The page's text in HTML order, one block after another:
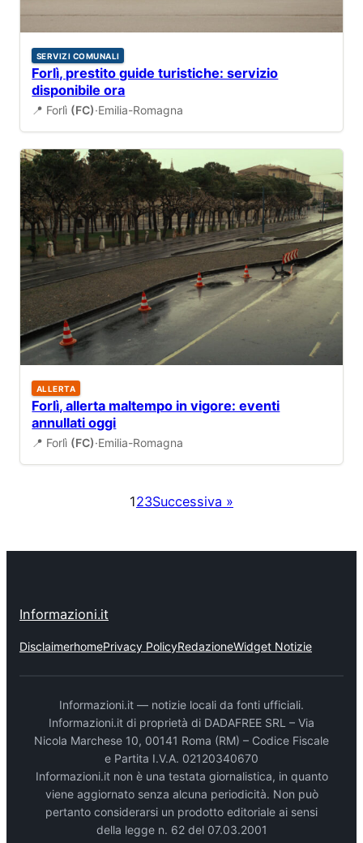
SERVIZI COMUNALI
Forlì, prestito guide turistiche: servizio
disponibile ora
📍 Forlì (FC)·Emilia-Romagna
ALLERTA
Forlì, allerta maltempo in vigore: eventi
annullati oggi
📍 Forlì (FC)·Emilia-Romagna
123Successiva »
Informazioni.it
DisclaimerhomePrivacy PolicyRedazioneWidget Notizie
Informazioni.it — notizie locali da fonti ufficiali.
Informazioni.it di proprietà di DADAFREE SRL – Via
Nicola Marchese 10, 00141 Roma (RM) – Codice Fiscale
e Partita I.V.A. 02120340670
Informazioni.it non è una testata giornalistica, in quanto
viene aggiornato senza alcuna periodicità. Non può
pertanto considerarsi un prodotto editoriale ai sensi
della legge n. 62 del 07.03.2001